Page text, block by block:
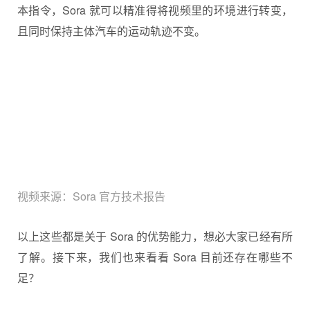
本指令，Sora 就可以精准得将视频里的环境进行转变，
且同时保持主体汽车的运动轨迹不变。
视频来源：Sora 官方技术报告
以上这些都是关于 Sora 的优势能力，想必大家已经有所
了解。接下来，我们也来看看 Sora 目前还存在哪些不
足？